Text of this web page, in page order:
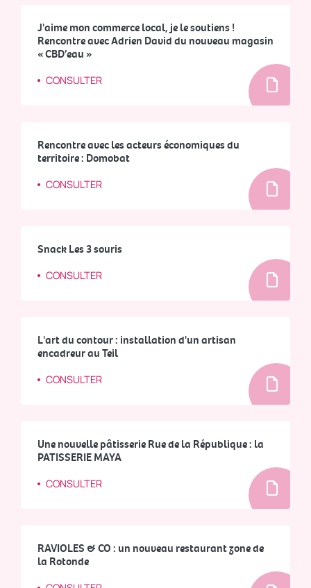
J'aime mon commerce local, je le soutiens !
Rencontre avec Adrien David du nouveau magasin
« CBD’eau »
CONSULTER
Rencontre avec les acteurs économiques du
territoire : Domobat
CONSULTER
Snack Les 3 souris
CONSULTER
L'art du contour : installation d'un artisan
encadreur au Teil
CONSULTER
Une nouvelle pâtisserie Rue de la République : la
PATISSERIE MAYA
CONSULTER
RAVIOLES & CO : un nouveau restaurant zone de
la Rotonde